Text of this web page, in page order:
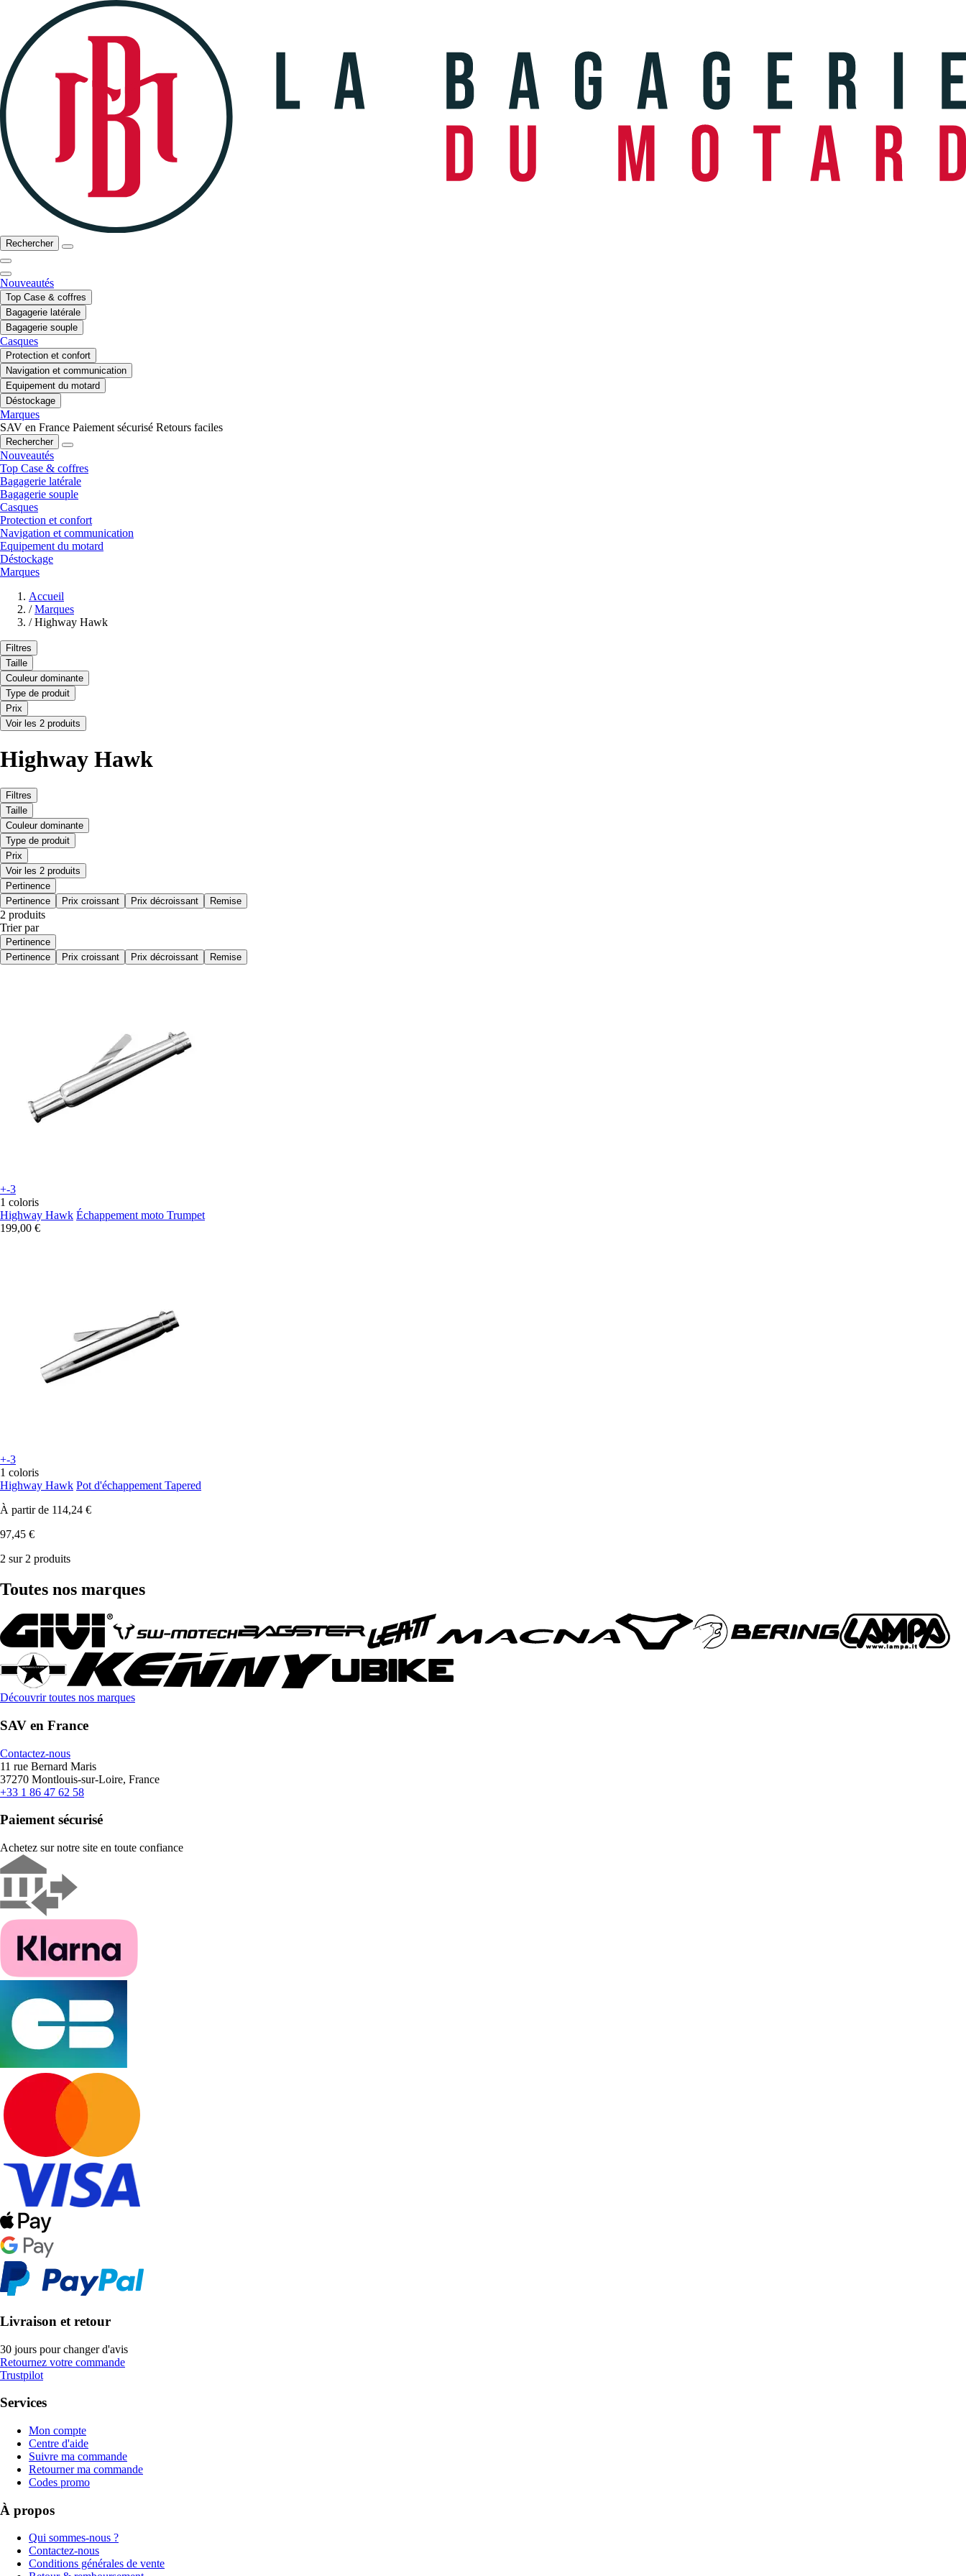
Rechercher
Nouveautés
Top Case & coffres
Bagagerie latérale
Bagagerie souple
Casques
Protection et confort
Navigation et communication
Equipement du motard
Déstockage
Marques
SAV en France Paiement sécurisé Retours faciles
Rechercher
Nouveautés
Top Case & coffres
Bagagerie latérale
Bagagerie souple
Casques
Protection et confort
Navigation et communication
Equipement du motard
Déstockage
Marques
Accueil
/ Marques
/ Highway Hawk
Filtres
Taille
Couleur dominante
Type de produit
Prix
Voir les 2 produits
Highway Hawk
Filtres
Taille
Couleur dominante
Type de produit
Prix
Voir les 2 produits
Pertinence
Pertinence
Prix croissant Prix décroissant Remise
2 produits
Trier par
Pertinence
Pertinence
Prix croissant Prix décroissant Remise
+-3
1 coloris
Highway Hawk Échappement moto Trumpet
199,00 €
+-3
1 coloris
Highway Hawk Pot d'échappement Tapered
À partir de 114,24 €
97,45 €
2 sur 2 produits
Toutes nos marques
Découvrir toutes nos marques
SAV en France
Contactez-nous
11 rue Bernard Maris
37270 Montlouis-sur-Loire, France
+33 1 86 47 62 58
Paiement sécurisé
Achetez sur notre site en toute confiance
Livraison et retour
30 jours pour changer d'avis
Retournez votre commande
Trustpilot
Services
Mon compte
Centre d'aide
Suivre ma commande
Retourner ma commande
Codes promo
À propos
Qui sommes-nous ?
Contactez-nous
Conditions générales de vente